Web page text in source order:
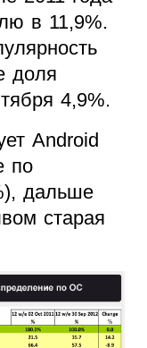
в 11,9%.
доля
4,9%.
Android
по
дальше
старая